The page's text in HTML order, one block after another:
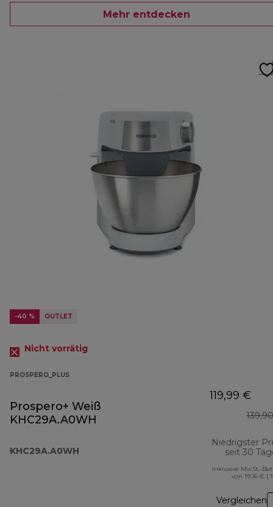
Mehr entdecken
-40 % OUTLET
Nicht vorrätig
PROSPERO_PLUS
Prospero+ Weiß
KHC29A.A0WH
KHC29A.A0WH
119,99 €
Niedrigster
seit 30
Inklusive MwSt.-
von 19,16 € (
Vergleichen